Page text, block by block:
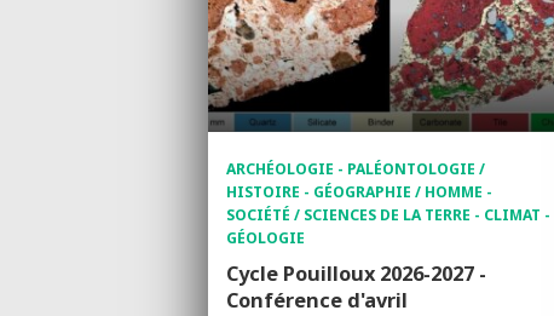
ARCHÉOLOGIE - PALÉONTOLOGIE /
HISTOIRE - GÉOGRAPHIE / HOMME -
SOCIÉTÉ / SCIENCES DE LA TERRE - CLIMAT -
GÉOLOGIE
Cycle Pouilloux 2026-2027 -
Conférence d'avril